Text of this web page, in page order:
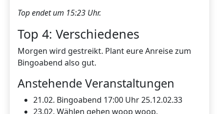
Top endet um 15:23 Uhr.
Top 4: Verschiedenes
Morgen wird gestreikt. Plant eure Anreise zum
Bingoabend also gut.
Anstehende Veranstaltungen
21.02. Bingoabend 17:00 Uhr 25.12.02.33
23.02. Wählen gehen woop woop.